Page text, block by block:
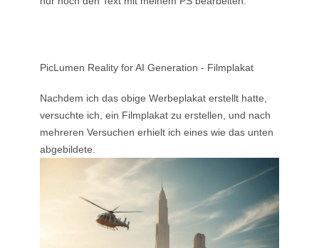
PicLumen Reality for AI Generation - Filmplakat
Nachdem ich das obige Werbeplakat erstellt hatte,
versuchte ich, ein Filmplakat zu erstellen, und nach
mehreren Versuchen erhielt ich eines wie das unten
abgebildete.